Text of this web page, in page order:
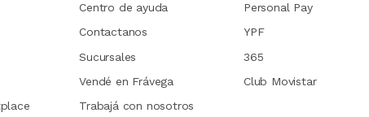
Centro de ayuda
Contactanos
Sucursales
Vendé en Frávega
Trabajá con nosotros
Personal Pay
YPF
365
Club Movistar